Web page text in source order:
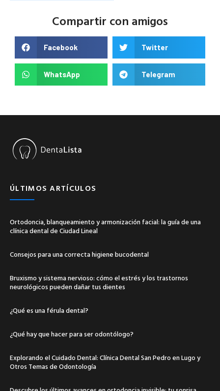
Compartir con amigos
Facebook Twitter
WhatsApp Telegram
ÚLTIMOS ARTÍCULOS
Ortodoncia, blanqueamiento y armonización facial: la guía de una
clínica dental de Ciudad Lineal
Consejos para una correcta higiene bucodental
Bruxismo y sistema nervioso: cómo el estrés y los trastornos
neurológicos pueden dañar tus dientes
¿Qué es una férula dental?
¿Qué hay que hacer para ser odontólogo?
Explorando el Cuidado Dental: Clínica Dental San Pedro en Lugo y
Otros Temas de Odontología